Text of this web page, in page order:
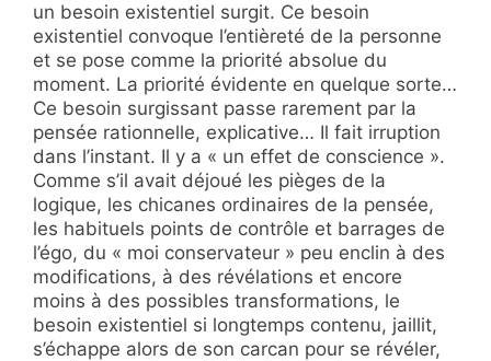
un besoin existentiel surgit. Ce besoin
existentiel convoque l’entièreté de la personne
et se pose comme la priorité absolue du
moment. La priorité évidente en quelque sorte…
Ce besoin surgissant passe rarement par la
pensée rationnelle, explicative… Il fait irruption
dans l’instant. Il y a « un effet de conscience ».
Comme s’il avait déjoué les pièges de la
logique, les chicanes ordinaires de la pensée,
les habituels points de contrôle et barrages de
l’égo, du « moi conservateur » peu enclin à des
modifications, à des révélations et encore
moins à des possibles transformations, le
besoin existentiel si longtemps contenu, jaillit,
s’échappe alors de son carcan pour se révéler,